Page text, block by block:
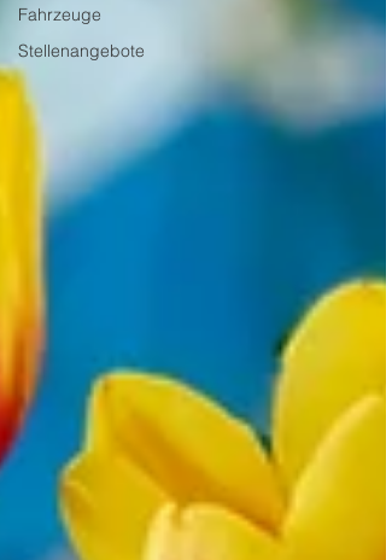
Fahrzeuge
Stellenangebote